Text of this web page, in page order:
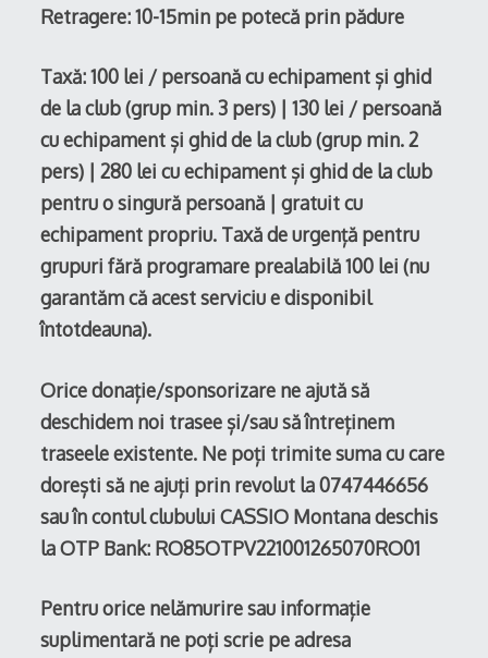
Retragere: 10-15min pe potecă prin pădure
Taxă: 100 lei / persoană cu echipament și ghid
de la club (grup min. 3 pers) | 130 lei / persoană
cu echipament și ghid de la club (grup min. 2
pers) | 280 lei cu echipament și ghid de la club
pentru o singură persoană | gratuit cu
echipament propriu. Taxă de urgență pentru
grupuri fără programare prealabilă 100 lei (nu
garantăm că acest serviciu e disponibil
întotdeauna).
Orice donație/sponsorizare ne ajută să
deschidem noi trasee și/sau să întreținem
traseele existente. Ne poți trimite suma cu care
dorești să ne ajuți prin revolut la 0747446656
sau în contul clubului CASSIO Montana deschis
la OTP Bank: RO85OTPV221001265070RO01
Pentru orice nelămurire sau informație
suplimentară ne poți scrie pe adresa